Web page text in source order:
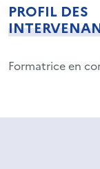
PROFIL DES
Formatrice en